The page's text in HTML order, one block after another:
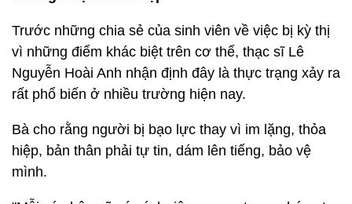
Trước những chia sẻ của sinh viên về việc bị kỳ thị
vì những điểm khác biệt trên cơ thể, thạc sĩ Lê
Nguyễn Hoài Anh nhận định đây là thực trạng xảy ra
rất phổ biến ở nhiều trường hiện nay.
Bà cho rằng người bị bạo lực thay vì im lặng, thỏa
hiệp, bản thân phải tự tin, dám lên tiếng, bảo vệ
mình.